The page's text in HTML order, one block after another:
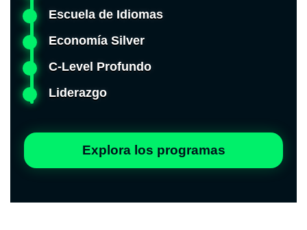
Escuela de Idiomas
Economía Silver
C-Level Profundo
Liderazgo
Explora los programas